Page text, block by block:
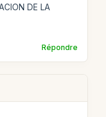
DE LA
Répondre